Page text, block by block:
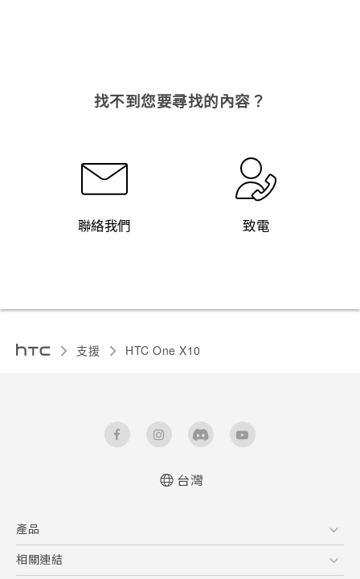
找不到您要尋找的內容？
聯絡我們 致電
支援 HTC One X10‎
台灣
產品
5G
相關連結